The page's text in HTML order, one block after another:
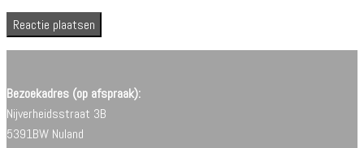
Bezoekadres (op afspraak):
Nijverheidsstraat 3B
5391BW Nuland